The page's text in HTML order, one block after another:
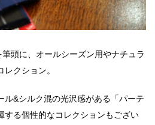
頭に、オールシーズン用やナチュラ
クション。
ル&シルク混の光沢感がある「パーテ
する個性的なコレクションもござい